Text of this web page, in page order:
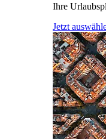
Ihre
Jetzt